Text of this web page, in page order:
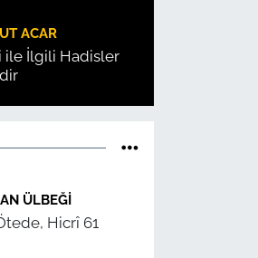
ACAR
ile İlgili Hadisler
ÜLBEĞI
Hicrî 61